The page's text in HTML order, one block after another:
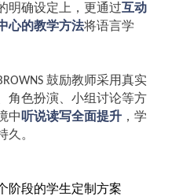
明确设定上，更通过互动
心的教学方法将语言学
鼓励教师采用真实
角色扮演、小组讨论等方
中 听说读写全面提升 ，学
久。
阶段的学生定制方案